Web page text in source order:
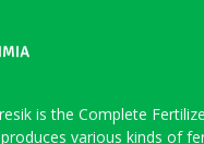
is the Complete
various kinds of